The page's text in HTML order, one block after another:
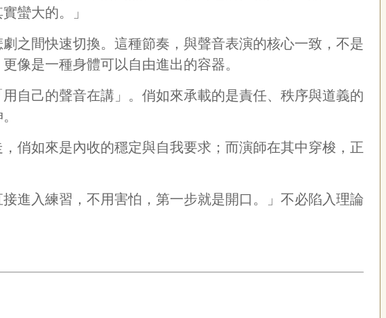
蠻大的。」
之間快速切換。這種節奏，與聲音表演的核心一致，不是
像是一種身體可以自由進出的容器。
自己的聲音在講」。俏如來承載的是責任、秩序與道義的
俏如來是內收的穩定與自我要求；而演師在其中穿梭，正
進入練習，不用害怕，第一步就是開口。」不必陷入理論